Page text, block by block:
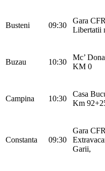
Busteni 09:30
Gara
Libertatii
Buzau 10:30
Mc’
KM 0
Campina 10:30
Casa
Km
Constanta 09:30
Gara
Garii,